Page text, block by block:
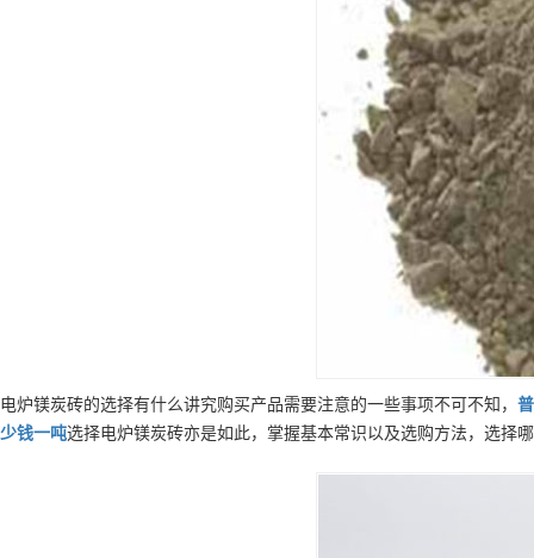
电炉镁炭砖的选择有什么讲究购买产品需要注意的一些事项不可不知，
少钱一吨选择电炉镁炭砖亦是如此，掌握基本常识以及选购方法，选择